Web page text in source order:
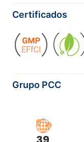
Certificados
Grupo PCC